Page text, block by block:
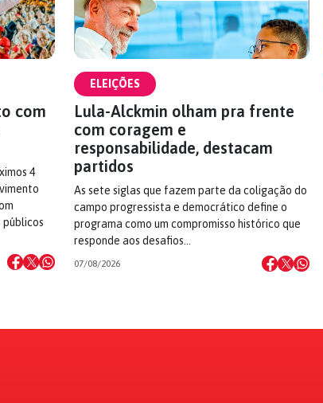
com
4
ELEIÇÕES
Lula-Alckmin olham pra frente
com coragem e
responsabilidade, destacam
partidos
As sete siglas que fazem parte da coligação do
campo progressista e democrático define o
programa como um compromisso histórico que
responde aos desafios…
07/08/2026